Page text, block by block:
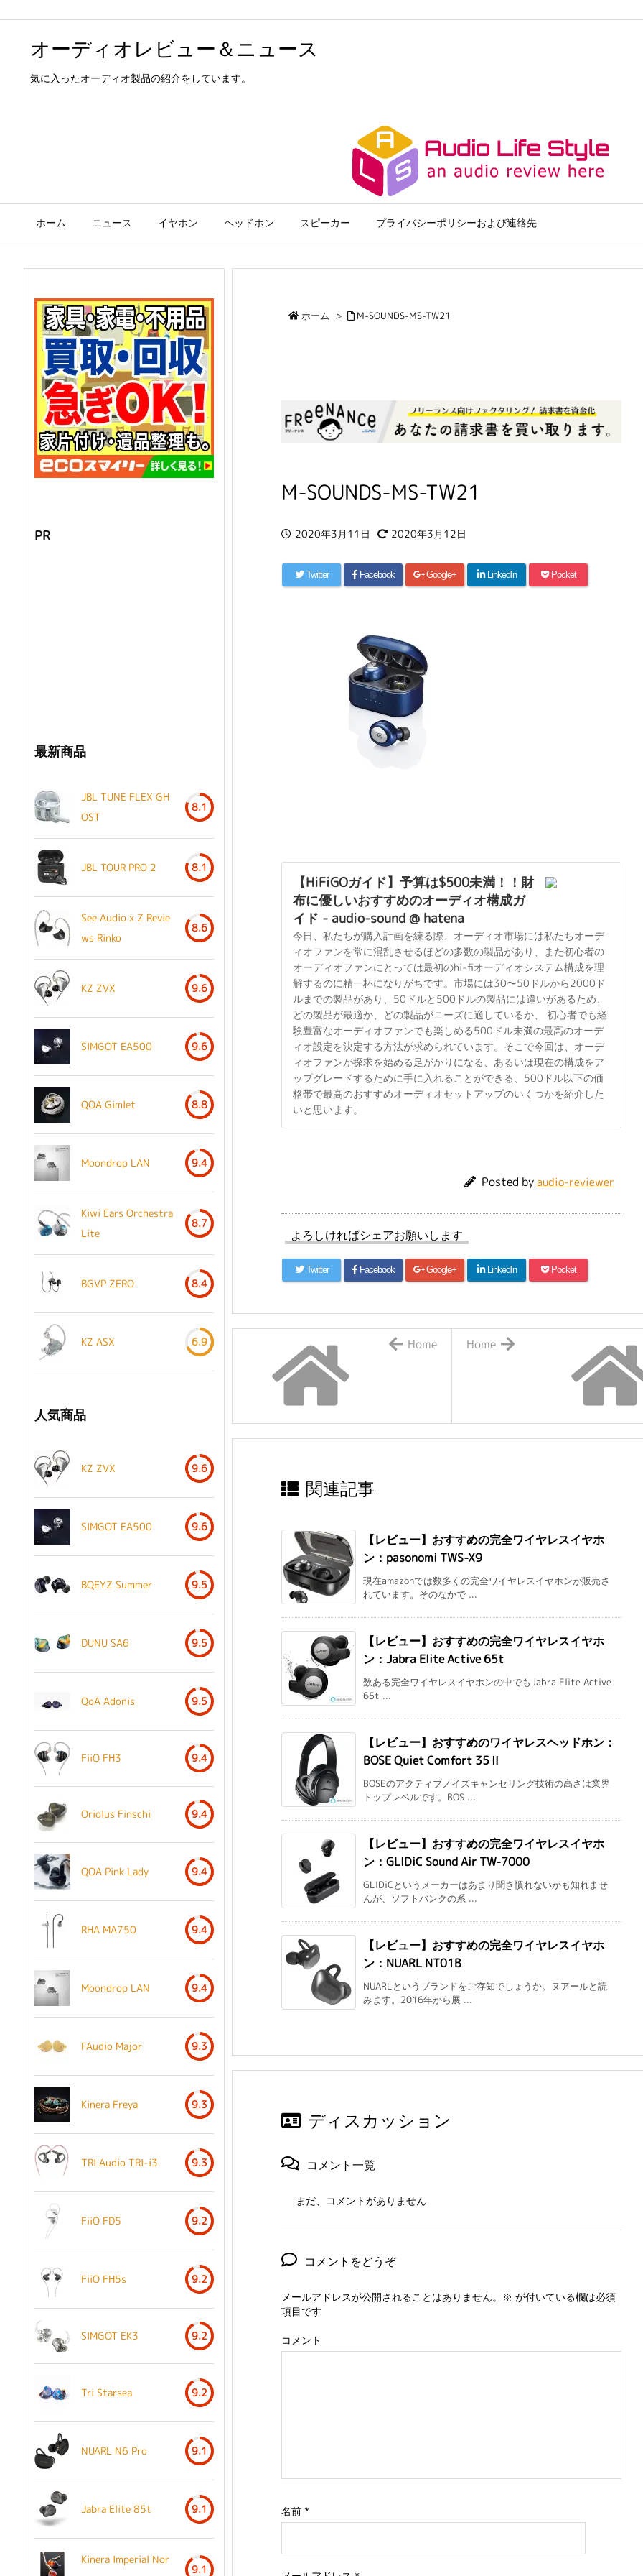
オーディオレビュー＆ニュース
気に入ったオーディオ製品の紹介をしています。
ホーム ニュース イヤホン ヘッドホン スピーカー プライバシーポリシーおよび連絡先
ホーム > M-SOUNDS-MS-TW21
M-SOUNDS-MS-TW21
2020年3月11日 2020年3月12日
Twitter Facebook Google+ LinkedIn Pocket
【HiFiGOガイド】予算は$500未満！！財
布に優しいおすすめのオーディオ構成ガ
イド - audio-sound @ hatena
今日、私たちが購入計画を練る際、オーディオ市場には私たちオーデ
ィオファンを常に混乱させるほどの多数の製品があり、また初心者の
オーディオファンにとっては最初のhi-fiオーディオシステム構成を理
解するのに精一杯になりがちです。市場には30〜50ドルから2000ド
ルまでの製品があり、50ドルと500ドルの製品には違いがあるため、
どの製品が最適か、どの製品がニーズに適しているか、 初心者でも経
験豊富なオーディオファンでも楽しめる500ドル未満の最高のオーデ
ィオ設定を決定する方法が求められています。そこで今回は、オーデ
ィオファンが探求を始める足がかりになる、あるいは現在の構成をア
ップグレードするために手に入れることができる、500ドル以下の価
格帯で最高のおすすめオーディオセットアップのいくつかを紹介した
いと思います。
Posted byaudio-reviewer
よろしければシェアお願いします
Twitter Facebook Google+ LinkedIn Pocket
Home
Home
関連記事
【レビュー】おすすめの完全ワイヤレスイヤホ
ン：pasonomi TWS-X9
現在amazonでは数多くの完全ワイヤレスイヤホンが販売さ
れています。そのなかで ...
【レビュー】おすすめの完全ワイヤレスイヤホ
ン：Jabra Elite Active 65t
数ある完全ワイヤレスイヤホンの中でもJabra Elite Active
65t ...
【レビュー】おすすめのワイヤレスヘッドホン：
BOSE Quiet Comfort 35Ⅱ
BOSEのアクティブノイズキャンセリング技術の高さは業界
トップレベルです。BOS ...
【レビュー】おすすめの完全ワイヤレスイヤホ
ン：GLIDiC Sound Air TW-7000
GLIDiCというメーカーはあまり聞き慣れないかも知れませ
んが、ソフトバンクの系 ...
【レビュー】おすすめの完全ワイヤレスイヤホ
ン：NUARL NT01B
NUARLというブランドをご存知でしょうか。ヌアールと読
みます。2016年から展 ...
ディスカッション
コメント一覧
まだ、コメントがありません
コメントをどうぞ
メールアドレスが公開されることはありません。 ※ が付いている欄は必須
項目です
コメント
名前 *
PR
最新商品
JBL TUNE FLEX GH
OST
8.1
JBL TOUR PRO 2 8.1
See Audio x Z Revie
ws Rinko
8.6
KZ ZVX 9.6
SIMGOT EA500 9.6
QOA Gimlet 8.8
Moondrop LAN 9.4
Kiwi Ears Orchestra
Lite
8.7
BGVP ZERO 8.4
KZ ASX 6.9
人気商品
KZ ZVX 9.6
SIMGOT EA500 9.6
BQEYZ Summer 9.5
DUNU SA6 9.5
QoA Adonis 9.5
FiiO FH3 9.4
Oriolus Finschi 9.4
QOA Pink Lady 9.4
RHA MA750 9.4
Moondrop LAN 9.4
FAudio Major 9.3
Kinera Freya 9.3
TRI Audio TRI-i3 9.3
FiiO FD5 9.2
FiiO FH5s 9.2
SIMGOT EK3 9.2
Tri Starsea 9.2
NUARL N6 Pro 9.1
Jabra Elite 85t 9.1
Kinera Imperial Nor
9.1